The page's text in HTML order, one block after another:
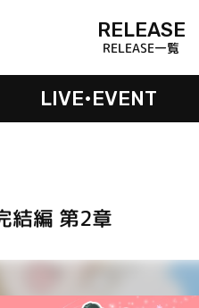
RELEASE
RELEASE一覧
LIVE•EVENT
結編 第2章